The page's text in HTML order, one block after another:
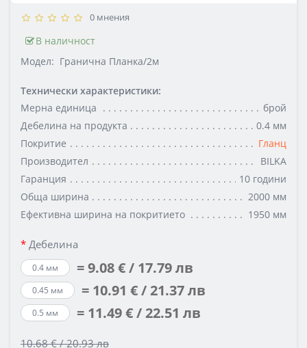
0 мнения
В наличност
Модел: Гранична Планка/2м
Технически характеристики:
Мерна единица
брой
Дебелина на продукта
0.4 мм
Покритие
Гланц
Производител
BILKA
Гаранция
10 години
Обща ширина
2000 мм
Ефективна ширина на покритието
1950 мм
Дебелина
0.4 мм = 9.08 € / 17.79 лв
0.45 мм = 10.91 € / 21.37 лв
0.5 мм = 11.49 € / 22.51 лв
10.68 € / 20.93 лв